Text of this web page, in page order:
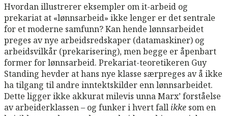
Hvordan illustrerer eksempler om it-arbeid og
prekariat at «lønnsarbeid» ikke lenger er det sentrale
for et moderne samfunn? Kan hende lønnsarbeidet
preges av nye arbeidsredskaper (datamaskiner) og
arbeidsvilkår (prekarisering), men begge er åpenbart
former for lønnsarbeid. Prekariat-teoretikeren Guy
Standing hevder at hans nye klasse særpreges av å ikke
ha tilgang til andre inntektskilder enn lønnsarbeidet.
Dette ligger ikke akkurat milevis unna Marx’ forståelse
av arbeiderklassen – og funker i hvert fall ikke som en